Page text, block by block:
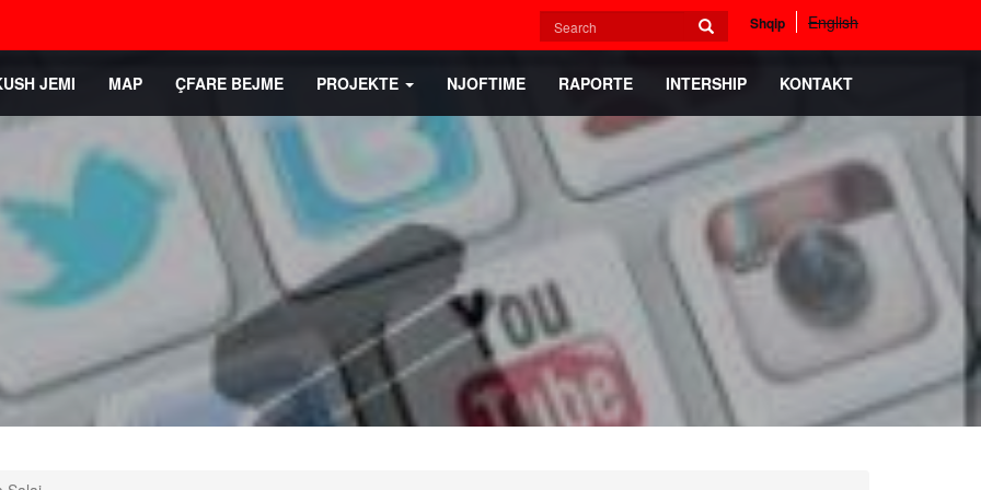
Shqip English
Search
form
Search
JEMI
MAP ÇFARE BEJME PROJEKTE NJOFTIME RAPORTE INTERSHIP KONTAKT